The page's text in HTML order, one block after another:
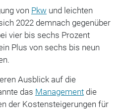
von Pkw und leichten
2022 demnach gegenüber
vier bis sechs Prozent
Plus von sechs bis neun
Ausblick auf die
das Managementdie
der Kostensteigerungen für